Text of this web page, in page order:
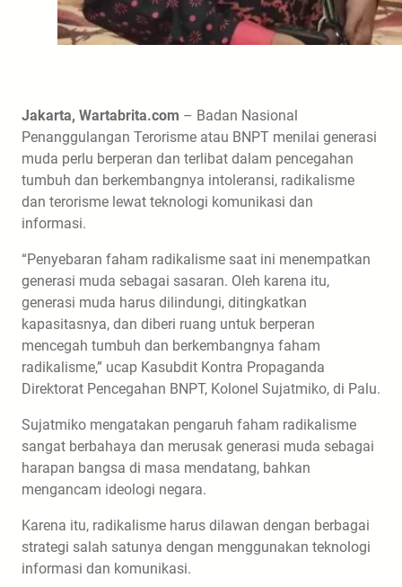
Jakarta, Wartabrita.com – Badan Nasional
Penanggulangan Terorisme atau BNPT menilai generasi
muda perlu berperan dan terlibat dalam pencegahan
tumbuh dan berkembangnya intoleransi, radikalisme
dan terorisme lewat teknologi komunikasi dan
informasi.
“Penyebaran faham radikalisme saat ini menempatkan
generasi muda sebagai sasaran. Oleh karena itu,
generasi muda harus dilindungi, ditingkatkan
kapasitasnya, dan diberi ruang untuk berperan
mencegah tumbuh dan berkembangnya faham
radikalisme,” ucap Kasubdit Kontra Propaganda
Direktorat Pencegahan BNPT, Kolonel Sujatmiko, di Palu.
Sujatmiko mengatakan pengaruh faham radikalisme
sangat berbahaya dan merusak generasi muda sebagai
harapan bangsa di masa mendatang, bahkan
mengancam ideologi negara.
Karena itu, radikalisme harus dilawan dengan berbagai
strategi salah satunya dengan menggunakan teknologi
informasi dan komunikasi.